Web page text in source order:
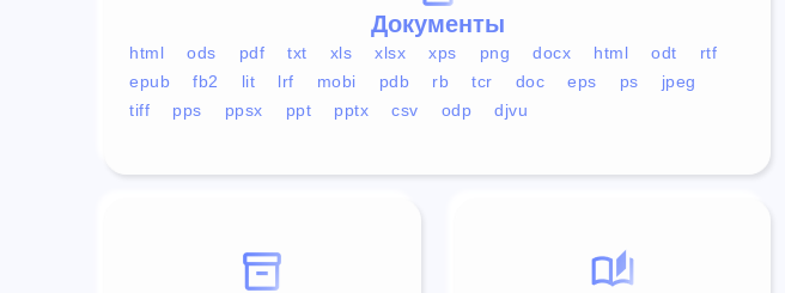
Документы
html ods pdf txt xls xlsx xps png docx html odt
rtf
epub
fb2 lit lrf mobi pdb rb tcr doc eps ps
jpeg
tiff
pps ppsx ppt pptx csv odp djvu